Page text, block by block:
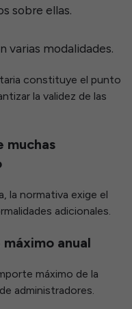
sobre ellas.
varias modalidades.
constituye el punto
la validez de las
muchas
la normativa exige el
adicionales.
anual
máximo de la
administradores.